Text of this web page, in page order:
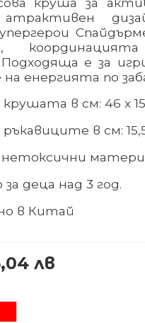
е за
на енергията по
крушата в см: 46 х
ръкавиците в см:
деца над 3 год.
в Китай
лв